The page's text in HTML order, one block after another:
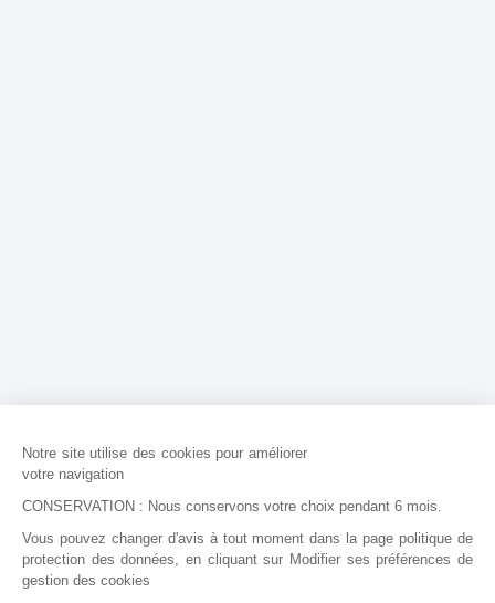
Notre site utilise des cookies pour améliorer
votre navigation
CONSERVATION : Nous conservons votre choix pendant 6 mois.
Vous pouvez changer d'avis à tout moment dans la page politique de
protection des données, en cliquant sur Modifier ses préférences de
gestion des cookies